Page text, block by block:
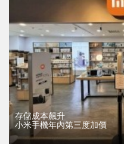
存儲成本飆升
小米手機年內第三度加價